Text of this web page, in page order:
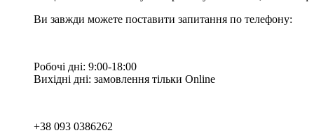
Ви завжди можете поставити запитання по телефону:
Робочі дні: 9:00-18:00
Вихідні дні: замовлення тільки Online
+38 093 0386262